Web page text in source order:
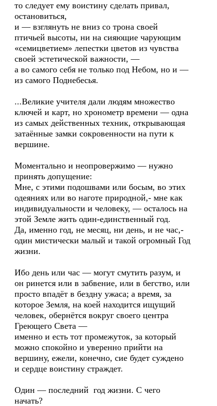
то следует ему воистину сделать привал,
остановиться,
и — взглянуть не вниз со трона своей
птичьей высоты, ни на сияющие чарующим
«семицветием» лепестки цветов из чувства
своей эстетической важности, —
а во самого себя не только под Небом, но и —
из самого Поднебесья.
...Великие учителя дали людям множество
ключей и карт, но хронометр времени — одна
из самых действенных техник, открывающая
затаённые замки сокровенности на пути к
вершине.
Моментально и неопровержимо — нужно
принять допущение:
Мне, с этими подошвами или босым, во этих
одеяниях или во наготе природной,- мне как
индивидуальности и человеку, — осталось на
этой Земле жить один-единственный год.
Да, именно год, не месяц, ни день, и не час,-
один мистически малый и такой огромный Год
жизни.
Ибо день или час — могут смутить разум, и
он ринется или в забвение, или в бегство, или
просто впадёт в бездну ужаса; а время, за
которое Земля, на коей находится ищущий
человек, обернётся вокруг своего центра
Греющего Света —
именно и есть тот промежуток, за который
можно спокойно и уверенно прийти на
вершину, ежели, конечно, сие будет суждено
и сердце воистину страждет.
Один — последний год жизни. С чего
начать?